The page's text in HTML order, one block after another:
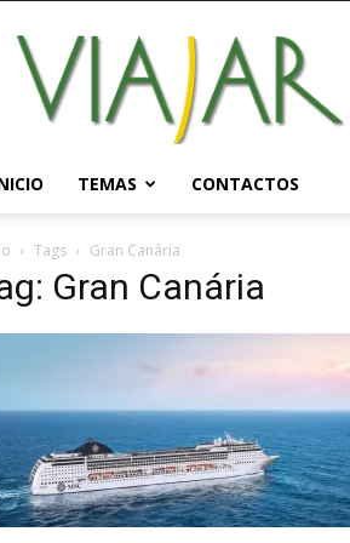
Viajar
Magazine
Online
TEMAS CONTACTOS
Tags Gran Canária
Gran Canária